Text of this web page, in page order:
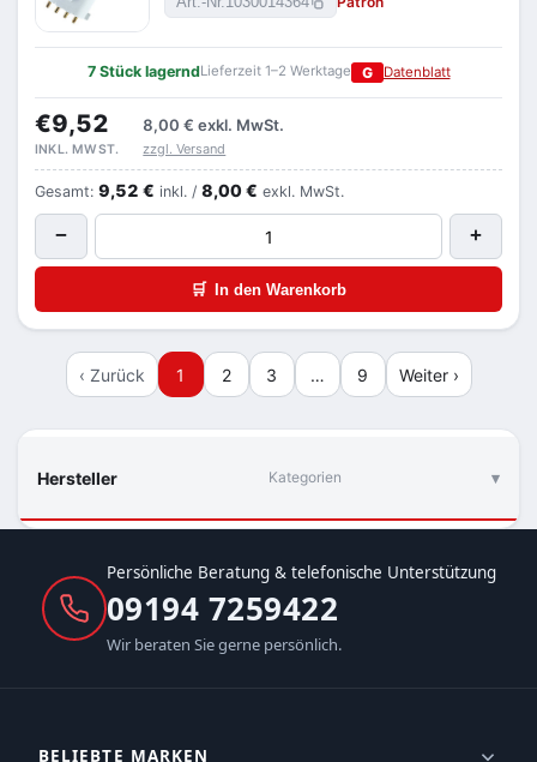
Hersteller Kategorien
7 Stück lagerndLieferzeit 1–2 Werktage G Datenblatt
€9,52 8,00 € exkl. MwSt.
INKL. MWST. zzgl. Versand
Gesamt: 9,52 € inkl. / 8,00 € exkl. MwSt.
− +
🛒 In den Warenkorb
‹ Zurück 1 2 3 … 9 Weiter ›
Persönliche Beratung & telefonische Unterstützung
09194 7259422
Wir beraten Sie gerne persönlich.
BELIEBTE MARKEN